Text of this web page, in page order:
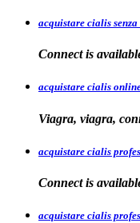
acquistare cialis
Connect is
acquistare cialis
Viagra, viagra,
acquistare cialis
Connect is
acquistare cialis